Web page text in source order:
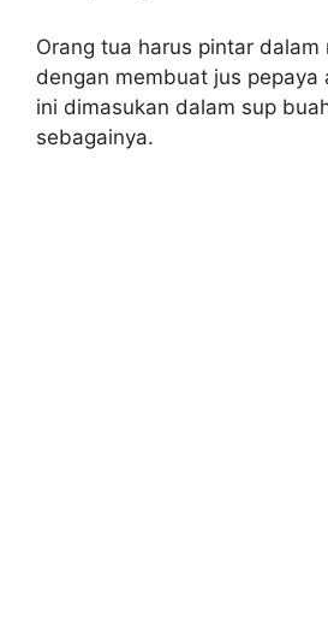
Orang tua harus pintar dalam
dengan membuat jus pepaya
ini dimasukan dalam sup
sebagainya.